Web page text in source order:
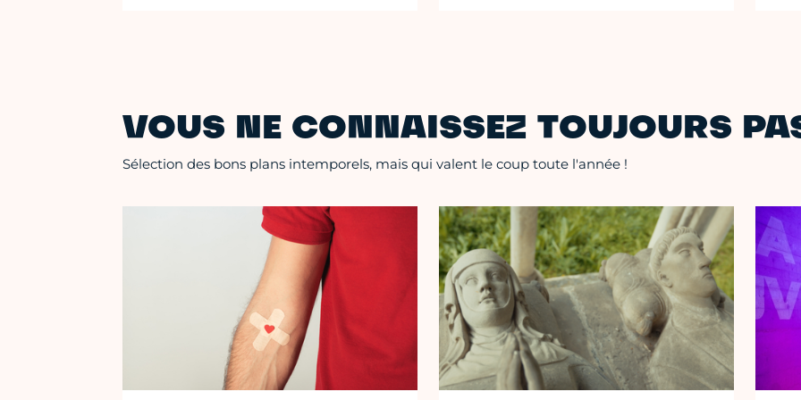
VOUS NE CONNAISSEZ TOUJOURS
Sélection des bons plans intemporels, mais qui valent le coup toute l'année !